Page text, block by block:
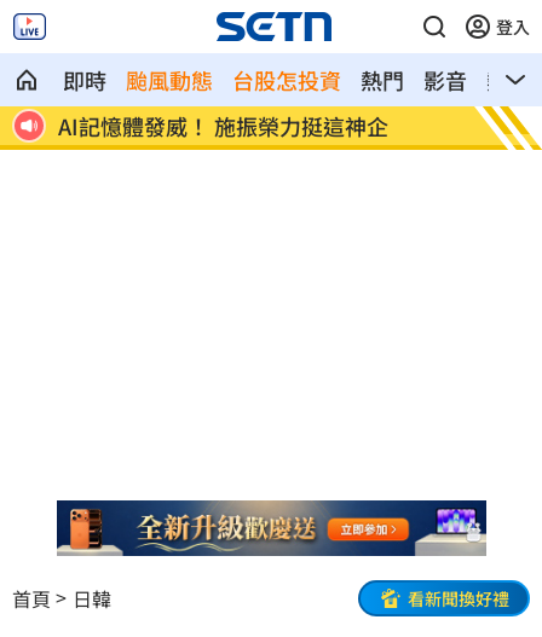
登入
即時 颱風動態 台股怎投資 熱門 影音
熱搜
曝
AI記憶體發威！ 施振榮力挺這神企 鄭明
首頁 日韓 看新聞換好禮